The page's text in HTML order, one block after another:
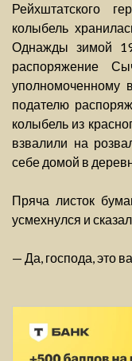
Рейхштатского
колыбель
Однажды зимой
распоряжение
уполномоченному
подателю
колыбель из
взвалили на
себе домой в
Пряча листок
усмехнулся и
— Да, господа, это